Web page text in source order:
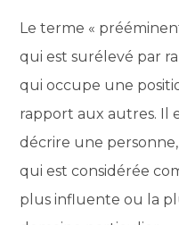
Le terme «
qui est surélevé par
qui occupe une
rapport aux autres. Il
décrire une
qui est considérée
plus influente ou la